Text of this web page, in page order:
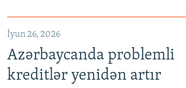
720p 1080p
İyun 26, 2026
Azərbaycanda problemli
kreditlər yenidən artır